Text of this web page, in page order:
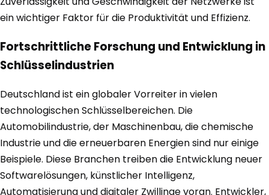
ein wichtiger Faktor für die Produktivität und Effizienz.
Fortschrittliche Forschung und Entwicklung in
Schlüsselindustrien
Deutschland ist ein globaler Vorreiter in vielen
technologischen Schlüsselbereichen. Die
Automobilindustrie, der Maschinenbau, die chemische
Industrie und die erneuerbaren Energien sind nur einige
Beispiele. Diese Branchen treiben die Entwicklung neuer
Softwarelösungen, künstlicher Intelligenz,
Automatisierung und digitaler Zwillinge voran. Entwickler,